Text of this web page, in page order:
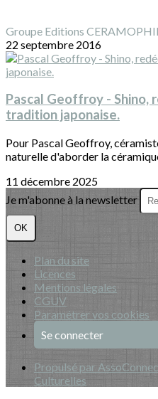
Groupe Editions
22 septembre 2016
Pascal Geoffroy - Shino,
tradition japonaise.
Pour Pascal Geoffroy,
naturelle d'aborder la
11 décembre 2025
Je m'abonne à la newsletter
OK
Plan du site
Licences
Mentions légales
CGUV
Paramétrer vos cookies
Se connecter
Propulsé par
Culturelles